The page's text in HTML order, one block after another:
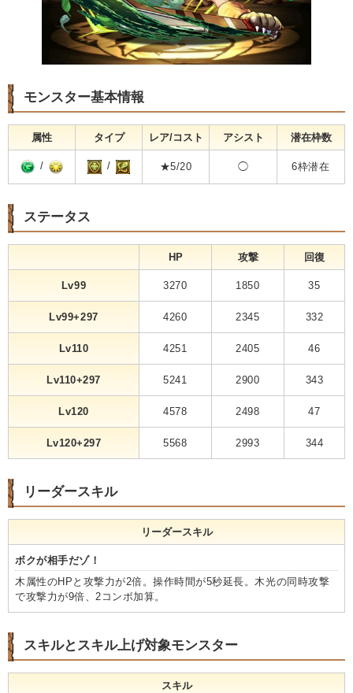
モンスター基本情報
属性 タイプ レア/コスト アシスト 潜在枠数
/ / ★5/20 ◯ 6枠潜在
ステータス
HP 攻撃 回復
Lv99 3270 1850 35
Lv99+297 4260 2345 332
Lv110 4251 2405 46
Lv110+297 5241 2900 343
Lv120 4578 2498 47
Lv120+297 5568 2993 344
リーダースキル
リーダースキル
ボクが相手だゾ！
木属性のHPと攻撃力が2倍。操作時間が5秒延長。木光の同時攻撃
で攻撃力が9倍、2コンボ加算。
スキルとスキル上げ対象モンスター
スキル